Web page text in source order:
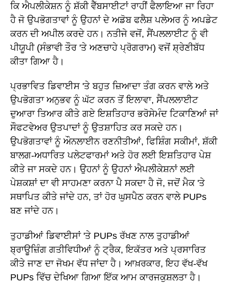
ਕਿ ਐਪਲੀਕੇਸ਼ਨ ਨੂੰ ਸ਼ੱਕੀ ਵੈੱਬਸਾਈਟਾਂ ਰਾਹੀਂ ਫੈਲਾਇਆ ਜਾ ਰਿਹਾ
ਹੈ ਜੋ ਉਪਭੋਗਤਾਵਾਂ ਨੂੰ ਉਹਨਾਂ ਦੇ ਅਡੋਬ ਫਲੈਸ਼ ਪਲੇਅਰ ਨੂੰ ਅਪਡੇਟ
ਕਰਨ ਦੀ ਅਪੀਲ ਕਰਦੇ ਹਨ। ਨਤੀਜੇ ਵਜੋਂ, ਸੈਂਪਲਲਾਈਟ ਨੂੰ ਵੀ
ਪੀਯੂਪੀ (ਸੰਭਾਵੀ ਤੌਰ 'ਤੇ ਅਣਚਾਹੇ ਪ੍ਰੋਗਰਾਮ) ਵਜੋਂ ਸ਼੍ਰੇਣੀਬੱਧ
ਕੀਤਾ ਗਿਆ ਹੈ।
ਪ੍ਰਭਾਵਿਤ ਡਿਵਾਈਸ 'ਤੇ ਬਹੁਤ ਜ਼ਿਆਦਾ ਤੰਗ ਕਰਨ ਵਾਲੇ ਅਤੇ
ਉਪਭੋਗਤਾ ਅਨੁਭਵ ਨੂੰ ਘੱਟ ਕਰਨ ਤੋਂ ਇਲਾਵਾ, ਸੈਂਪਲਲਾਈਟ
ਦੁਆਰਾ ਤਿਆਰ ਕੀਤੇ ਗਏ ਇਸ਼ਤਿਹਾਰ ਭਰੋਸੇਮੰਦ ਟਿਕਾਣਿਆਂ ਜਾਂ
ਸੌਫਟਵੇਅਰ ਉਤਪਾਦਾਂ ਨੂੰ ਉਤਸ਼ਾਹਿਤ ਕਰ ਸਕਦੇ ਹਨ।
ਉਪਭੋਗਤਾਵਾਂ ਨੂੰ ਔਨਲਾਈਨ ਰਣਨੀਤੀਆਂ, ਫਿਸ਼ਿੰਗ ਸਕੀਮਾਂ, ਸ਼ੱਕੀ
ਬਾਲਗ-ਅਧਾਰਿਤ ਪਲੇਟਫਾਰਮਾਂ ਅਤੇ ਹੋਰ ਲਈ ਇਸ਼ਤਿਹਾਰ ਪੇਸ਼
ਕੀਤੇ ਜਾ ਸਕਦੇ ਹਨ। ਉਹਨਾਂ ਨੂੰ ਉਹਨਾਂ ਐਪਲੀਕੇਸ਼ਨਾਂ ਲਈ
ਪੇਸ਼ਕਸ਼ਾਂ ਦਾ ਵੀ ਸਾਹਮਣਾ ਕਰਨਾ ਪੈ ਸਕਦਾ ਹੈ ਜੋ, ਜਦੋਂ ਮੈਕ 'ਤੇ
ਸਥਾਪਿਤ ਕੀਤੇ ਜਾਂਦੇ ਹਨ, ਤਾਂ ਹੋਰ ਘੁਸਪੈਠ ਕਰਨ ਵਾਲੇ PUPs
ਬਣ ਜਾਂਦੇ ਹਨ।
ਤੁਹਾਡੀਆਂ ਡਿਵਾਈਸਾਂ 'ਤੇ PUPs ਰੱਖਣ ਨਾਲ ਤੁਹਾਡੀਆਂ
ਬ੍ਰਾਊਜ਼ਿੰਗ ਗਤੀਵਿਧੀਆਂ ਨੂੰ ਟ੍ਰੈਕ, ਇਕੱਤਰ ਅਤੇ ਪ੍ਰਸਾਰਿਤ
ਕੀਤੇ ਜਾਣ ਦਾ ਜੋਖਮ ਵੱਧ ਜਾਂਦਾ ਹੈ। ਆਖ਼ਰਕਾਰ, ਇਹ ਵੱਖ-ਵੱਖ
PUPs ਵਿੱਚ ਦੇਖਿਆ ਗਿਆ ਇੱਕ ਆਮ ਕਾਰਜਕੁਸ਼ਲਤਾ ਹੈ।